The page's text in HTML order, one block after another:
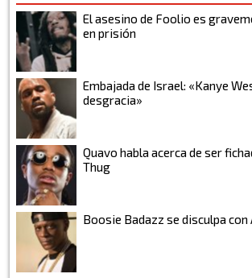
El asesino de Foolio es
en prisión
Embajada de Israel: «Kanye
desgracia»
Quavo habla acerca de ser
Thug
Boosie Badazz se disculpa con